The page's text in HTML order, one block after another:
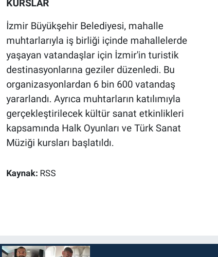
KURSLAR
İzmir Büyükşehir Belediyesi, mahalle
muhtarlarıyla iş birliği içinde mahallelerde
yaşayan vatandaşlar için İzmir'in turistik
destinasyonlarına geziler düzenledi. Bu
organizasyonlardan 6 bin 600 vatandaş
yararlandı. Ayrıca muhtarların katılımıyla
gerçekleştirilecek kültür sanat etkinlikleri
kapsamında Halk Oyunları ve Türk Sanat
Müziği kursları başlatıldı.
Kaynak: RSS